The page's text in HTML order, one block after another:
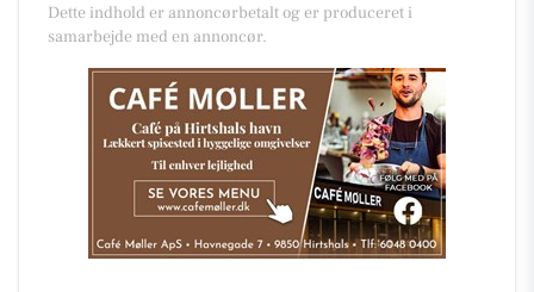
Dette indhold er annoncørbetalt og er produceret i
samarbejde med en annoncør.